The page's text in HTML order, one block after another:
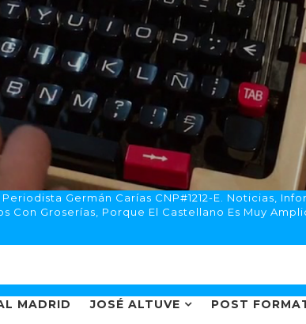
Germán Carías CNP#1212-E. Noticias,
Con Groserías, Porque El Castellano Es Muy
MADRID JOSÉ ALTUVE POST